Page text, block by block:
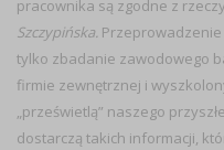
pracownika są zgodne z
Szczypińska.
tylko zbadanie zawodowego
firmie zewnętrznej i
„prześwietlą” naszego
dostarczą takich informacji,